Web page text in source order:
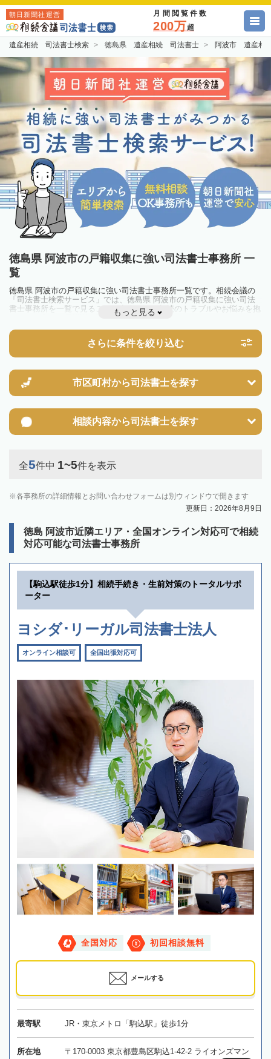
朝日新聞社運営 月間閲覧件数
200万超
遺産相続 司法書士検索 徳島県 遺産相続 司法書士 阿波市 遺産相
徳島県 阿波市の戸籍収集に強い司法書士事務所 一
覧
徳島県 阿波市の戸籍収集に強い司法書士事務所一覧です。相続会議の
「司法書士検索サービス」では、徳島県 阿波市の戸籍収集に強い司法
書士事務所を一覧で見ることが出来ます。相続のトラブルやお悩みを抱
えている方は一度近隣の司法書士に相談してみましょう。
もっと見る
さらに条件を絞り込む
市区町村から司法書士を探す
相談内容から司法書士を探す
全5件中 1~5件を表示
各事務所の詳細情報とお問い合わせフォームは別ウィンドウで開きます
更新日：2026年8月9日
徳島 阿波市近隣エリア・全国オンライン対応可で相続
対応可能な司法書士事務所
【駒込駅徒歩1分】相続手続き・生前対策のトータルサポ
ーター
ヨシダ･リーガル司法書士法人
オンライン相談可 全国出張対応可
全国対応 初回相談無料
メールする
最寄駅 JR・東京メトロ「駒込駅」徒歩1分
所在地
〒170-0003 東京都豊島区駒込1-42-2 ライオンズマン